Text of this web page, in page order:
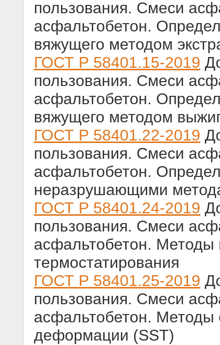
пользования. Смеси
асфальтобетон.
вяжущего методом
ГОСТ Р 58401.15-2019
пользования. Смеси
асфальтобетон.
вяжущего методом
ГОСТ Р 58401.22-2019
пользования. Смеси
асфальтобетон.
неразрушающими
ГОСТ Р 58401.24-2019
пользования. Смеси
асфальтобетон. Методы
термостатирования
ГОСТ Р 58401.25-2019
пользования. Смеси
асфальтобетон. Методы
деформации (SST)